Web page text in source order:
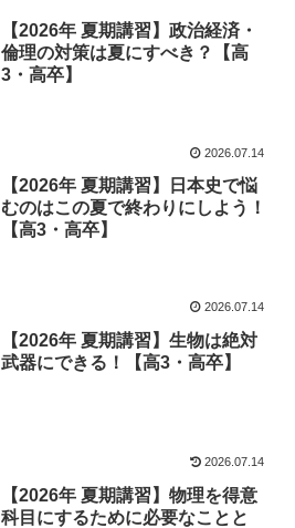
【2026年 夏期講習】政治経済・
倫理の対策は夏にすべき？【高
3・高卒】
2026.07.14
【2026年 夏期講習】日本史で悩
むのはこの夏で終わりにしよう！
【高3・高卒】
2026.07.14
【2026年 夏期講習】生物は絶対
武器にできる！【高3・高卒】
2026.07.14
【2026年 夏期講習】物理を得意
科目にするために必要なことと